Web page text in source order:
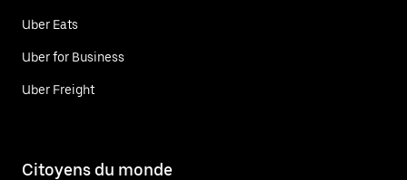
Uber Eats
Uber for Business
Uber Freight
Citoyens du monde